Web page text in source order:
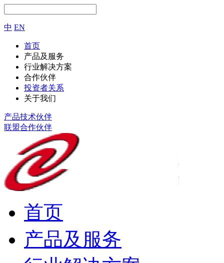
中 EN
首页
产品及服务
行业解决方案
合作伙伴
投资者关系
关于我们
产品技术伙伴
联盟合作伙伴
首页
产品及服务